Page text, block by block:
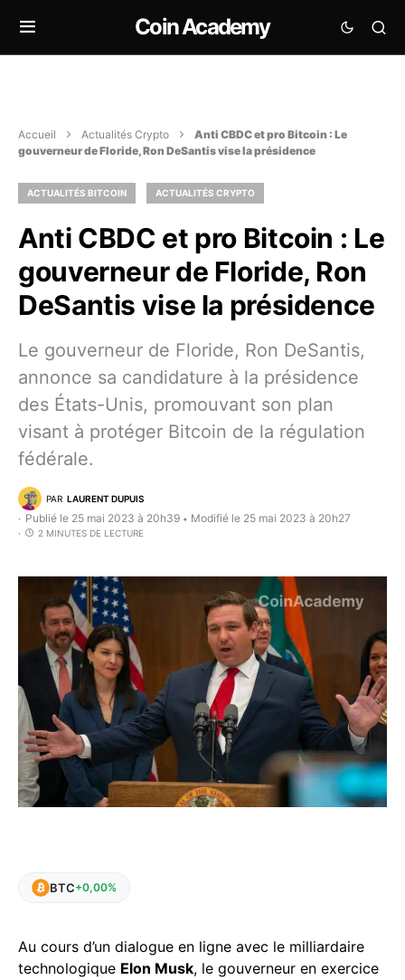
Coin Academy
Accueil Actualités Crypto
Anti CBDC et pro Bitcoin : Le
gouverneur de Floride, Ron DeSantis vise la présidence
ACTUALITÉS BITCOIN ACTUALITÉS CRYPTO
Anti CBDC et pro Bitcoin : Le
gouverneur de Floride, Ron
DeSantis vise la présidence
Le gouverneur de Floride, Ron DeSantis,
annonce sa candidature à la présidence
des États-Unis, promouvant son plan
visant à protéger Bitcoin de la régulation
fédérale.
PAR LAURENT DUPUIS
Publié le 25 mai 2023 à 20h39 • Modifié le 25 mai 2023 à 20h27
2 MINUTES DE LECTURE
BTC+0,00%
Au cours d’un dialogue en ligne avec le milliardaire
technologique Elon Musk, le gouverneur en exercice